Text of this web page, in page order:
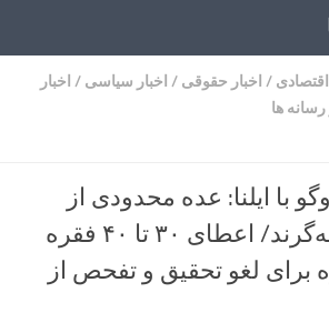
اقتصادی / اخبار حقوقی / اخبار سیاسی / اخبار
ها
با ایلنا: عده‌ محدودی از
نمایندگان معامله‌گرند/ اعطای ۳۰ تا ۴۰ فقره
برای لغو تحقیق و تفحص از